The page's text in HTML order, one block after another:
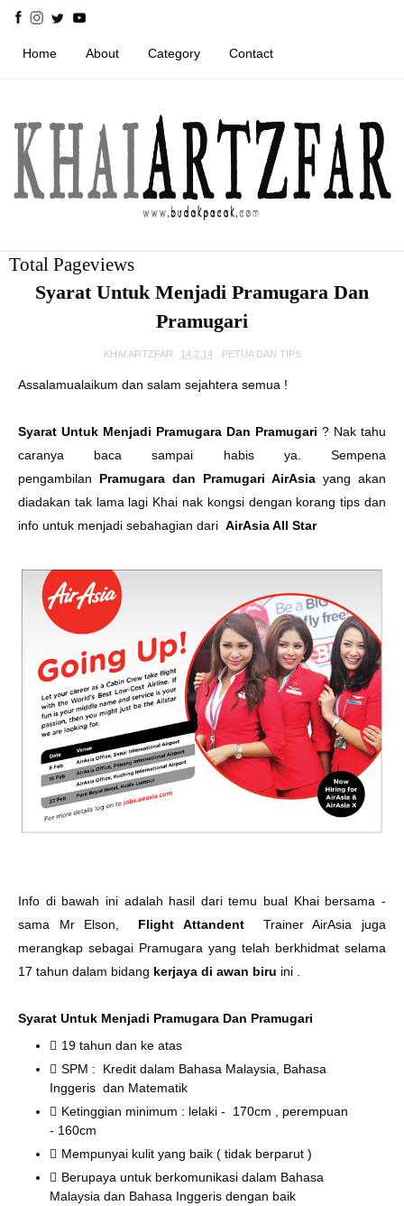
Home About Category Contact
Total Pageviews
Syarat Untuk Menjadi Pramugara Dan
Pramugari
KHAI ARTZFAR 14.2.14 PETUA DAN TIPS
Assalamualaikum dan salam sejahtera semua !
Syarat Untuk Menjadi Pramugara Dan Pramugari ? Nak tahu
caranya baca sampai habis ya. Sempena
pengambilan Pramugara dan Pramugari AirAsia yang akan
diadakan tak lama lagi Khai nak kongsi dengan korang tips dan
info untuk menjadi sebahagian dari AirAsia All Star
Info di bawah ini adalah hasil dari temu bual Khai bersama -
sama Mr Elson, Flight Attandent Trainer AirAsia juga
merangkap sebagai Pramugara yang telah berkhidmat selama
17 tahun dalam bidang kerjaya di awan biru ini .
Syarat Untuk Menjadi Pramugara Dan Pramugari
19 tahun dan ke atas
SPM : Kredit dalam Bahasa Malaysia, Bahasa
Inggeris dan Matematik
Ketinggian minimum : lelaki - 170cm , perempuan
- 160cm
Mempunyai kulit yang baik ( tidak berparut )
Berupaya untuk berkomunikasi dalam Bahasa
Malaysia dan Bahasa Inggeris dengan baik